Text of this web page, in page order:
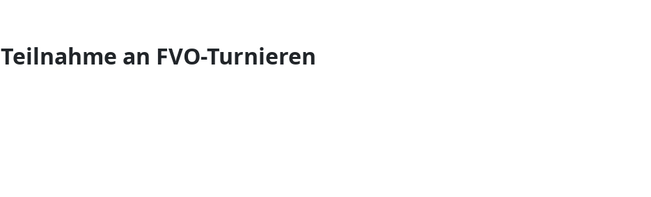
Teilnahme an FVO-Turnieren